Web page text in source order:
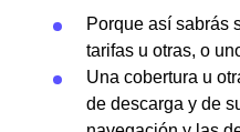
Porque así sabrás
tarifas u otras, o
Una cobertura u
de descarga y de